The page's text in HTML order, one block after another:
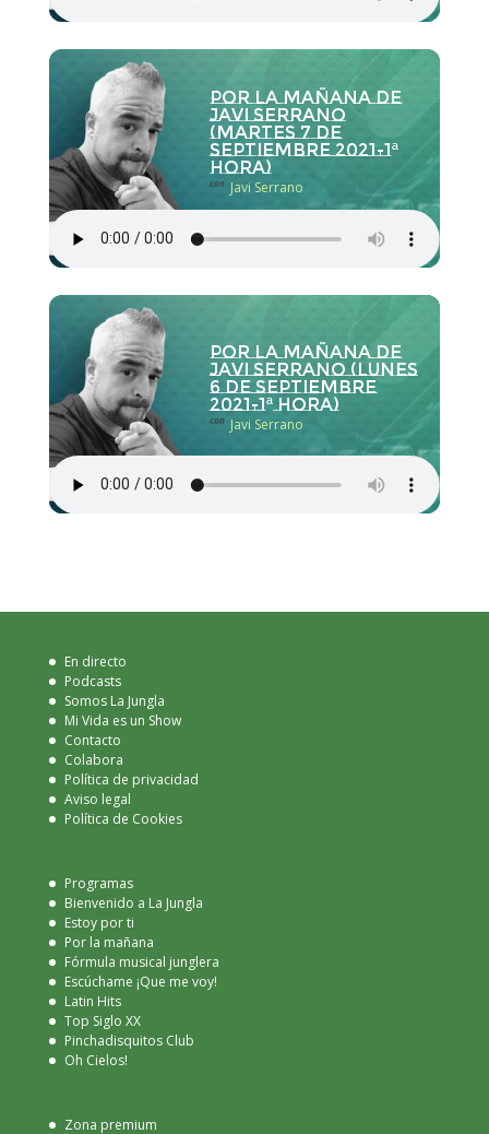
Por la Mañana de
Javi Serrano
(martes 7 de
septiembre 2021-1ª
hora)
con Javi Serrano
Por la Mañana de
Javi Serrano (lunes
6 de septiembre
2021-1ª hora)
con Javi Serrano
En directo
Podcasts
Somos La Jungla
Mi Vida es un Show
Contacto
Colabora
Política de privacidad
Aviso legal
Política de Cookies
Programas
Bienvenido a La Jungla
Estoy por ti
Por la mañana
Fórmula musical junglera
Escúchame ¡Que me voy!
Latin Hits
Top Siglo XX
Pinchadisquitos Club
Oh Cielos!
Zona premium